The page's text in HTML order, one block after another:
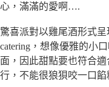
心，滿滿的愛啊….
驚喜派對以雞尾酒形式
catering，想像優雅的小
面，因此甜點要也符合
行，不能很狼狽咬一口